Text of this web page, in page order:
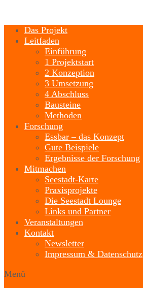
Das Projekt
Leitfaden
Einführung
1 Projektstart
2 Konzeption
3 Umsetzung
4 Abschluss
Bausteine
Methoden
Forschung
Essbar – das Konzept
Gute Beispiele
Ergebnisse der Forschung
Mitmachen
Seestadt-Karte
Praxisprojekte
Die Seestadt Lounge
Links und Partner
Veranstaltungen
Kontakt
Newsletter
Impressum & Datenschutz
Menü